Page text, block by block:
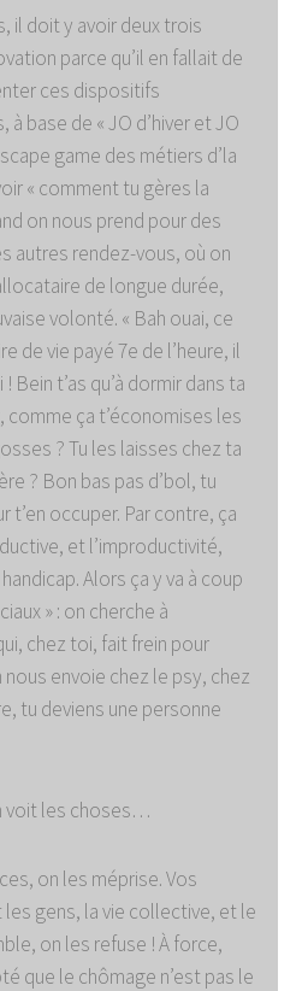
il doit y avoir deux trois
parce qu’il en fallait de
ces dispositifs
base de « JO d’hiver et JO
game des métiers d’la
« comment tu gères la
on nous prend pour des
autres rendez-vous, où on
de longue durée,
volonté. « Bah ouai, ce
de vie payé 7e de l’heure, il
Bein t’as qu’à dormir dans ta
comme ça t’économises les
? Tu les laisses chez ta
? Bon bas pas d’bol, tu
t’en occuper. Par contre, ça
et l’improductivité,
Alors ça y va à coup
» : on cherche à
chez toi, fait frein pour
envoie chez le psy, chez
tu deviens une personne
voit les choses…
on les méprise. Vos
gens, la vie collective, et le
on les refuse ! À force,
que le chômage n’est pas le